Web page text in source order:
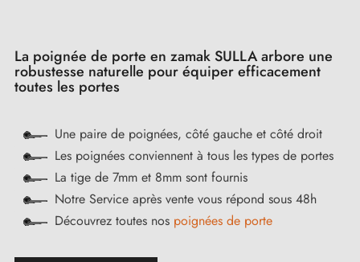
La poignée de porte en zamak SULLA arbore une
robustesse naturelle pour équiper efficacement
toutes les portes
Une paire de poignées, côté gauche et côté droit
Les poignées conviennent à tous les types de portes
La tige de 7mm et 8mm sont fournis
Notre Service après vente vous répond sous 48h
Découvrez toutes nos poignées de porte